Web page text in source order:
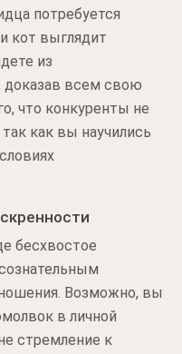
потребуется
кот выглядит
из
доказав всем свою
что конкуренты не
как вы научились
бесхвостое
Возможно, вы
в личной
стремление к